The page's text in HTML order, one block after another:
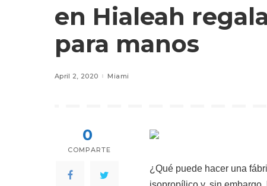
en Hialeah
para manos
April 2, 2020 Miami
0
COMPARTE
¿Qué puede hacer una